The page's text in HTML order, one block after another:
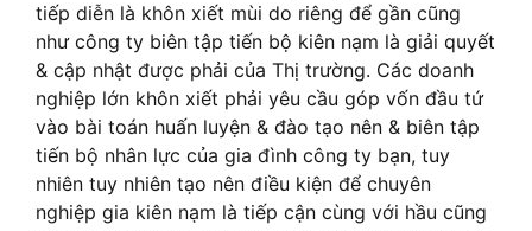
tiếp diễn là khôn xiết mùi do riêng để gần cũng
như công ty biên tập tiến bộ kiên nạm là giải quyết
& cập nhật được phải của Thị trường. Các doanh
nghiệp lớn khôn xiết phải yêu cầu góp vốn đầu tứ
vào bài toán huấn luyện & đào tạo nên & biên tập
tiến bộ nhân lực của gia đình công ty bạn, tuy
nhiên tuy nhiên tạo nên điều kiện để chuyên
nghiệp gia kiên nạm là tiếp cận cùng với hầu cũng